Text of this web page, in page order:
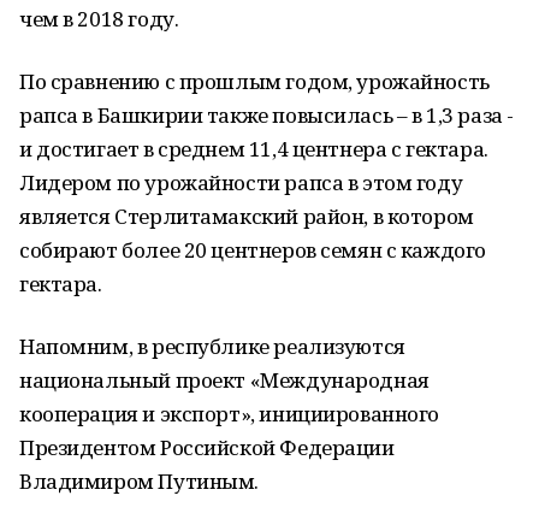
чем в 2018 году.
По сравнению с прошлым годом, урожайность
рапса в Башкирии также повысилась – в 1,3 раза -
и достигает в среднем 11,4 центнера с гектара.
Лидером по урожайности рапса в этом году
является Стерлитамакский район, в котором
собирают более 20 центнеров семян с каждого
гектара.
Напомним, в республике реализуются
национальный проект «Международная
кооперация и экспорт», инициированного
Президентом Российской Федерации
Владимиром Путиным.